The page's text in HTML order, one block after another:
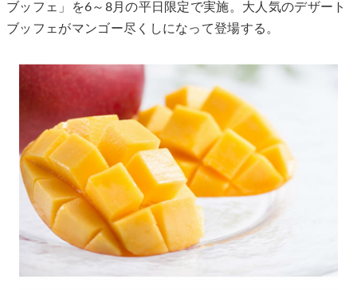
ブッフェ」を6～8月の平日限定で実施。大人気のデザート
ブッフェがマンゴー尽くしになって登場する。